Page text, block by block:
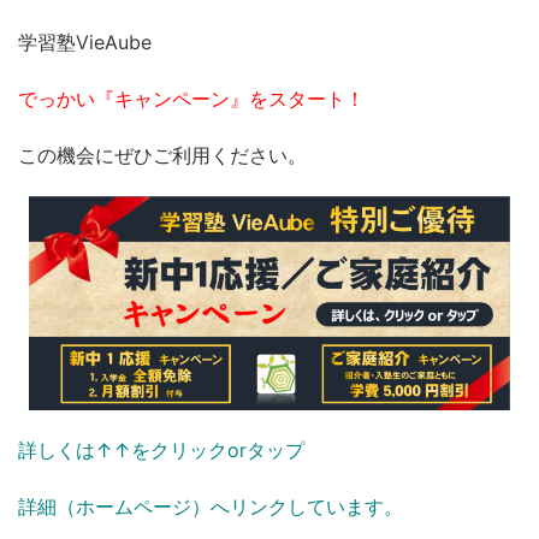
学習塾VieAube
でっかい『キャンペーン』をスタート！
この機会にぜひご利用ください。
詳しくは↑↑をクリックorタップ
詳細（ホームページ）へリンクしています。